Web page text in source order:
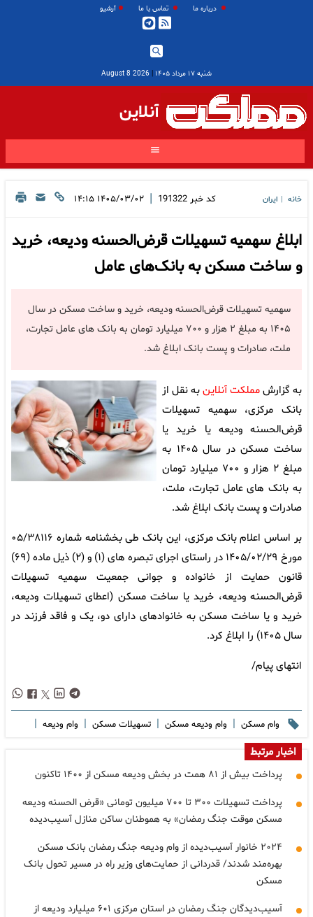
درباره ما تماس با ما آرشیو
شنبه ۱۷ مرداد ۱۴۰۵ |
2026 August 8
آنلاین
خانه ایران کد خبر 191322
| ۱۴۰۵/۰۳/۰۲ ۱۴:۱۵
ابلاغ سهمیه تسهیلات قرض‌الحسنه ودیعه، خرید
و ساخت مسکن به بانک‌های عامل
سهمیه تسهیلات قرض‌الحسنه ودیعه، خرید و ساخت مسکن در سال
۱۴۰۵ به مبلغ ۲ هزار و ۷۰۰ میلیارد تومان به بانک های عامل تجارت،
ملت، صادرات و پست بانک ابلاغ شد.
به گزارشمملکت آنلاینبه نقل از
بانک مرکزی، سهمیه تسهیلات
قرض‌الحسنه ودیعه یا خرید یا
ساخت مسکن در سال ۱۴۰۵ به
مبلغ ۲ هزار و ۷۰۰ میلیارد تومان
به بانک های عامل تجارت، ملت،
صادرات و پست بانک ابلاغ شد.
بر اساس اعلام بانک مرکزی، این بانک طی بخشنامه شماره ۰۵/۳۸۱۱۶
مورخ ۱۴۰۵/۰۲/۲۹ در راستای اجرای تبصره های (۱) و (۲) ذیل ماده (۶۹)
قانون حمایت از خانواده و جوانی جمعیت سهمیه تسهیلات
قرض‌الحسنه ودیعه، خرید یا ساخت مسکن (اعطای تسهیلات ودیعه،
خرید و یا ساخت مسکن به خانوادهای دارای دو، یک و فاقد فرزند در
سال ۱۴۰۵) را ابلاغ کرد.
انتهای پیام/
وام مسکن | وام ودیعه مسکن | تسهیلات مسکن | وام ودیعه |
اخبار مرتبط
پرداخت بیش از ۸۱ همت در بخش ودیعه مسکن از ۱۴۰۰ تاکنون
پرداخت تسهیلات ۳۰۰ تا ۷۰۰ میلیون تومانی «قرض الحسنه ودیعه
مسکن موقت جنگ رمضان» به هموطنان ساکن منازل ‌آسیب‌دیده
۲۰۲۴ خانوار آسیب‌دیده از وام ودیعه جنگ رمضان بانک مسکن
بهره‌مند شدند/ قدردانی از حمایت‌های وزیر راه در مسیر تحول بانک
مسکن
آسیب‌دیدگان جنگ رمضان در استان مرکزی ۶۰۱ میلیارد ودیعه از